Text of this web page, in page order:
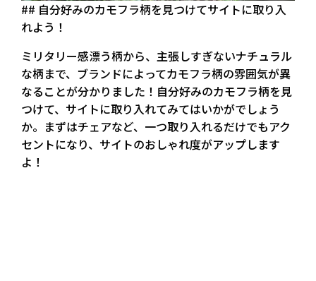
## 自分好みのカモフラ柄を見つけてサイトに取り入
れよう！
ミリタリー感漂う柄から、主張しすぎないナチュラル
な柄まで、ブランドによってカモフラ柄の雰囲気が異
なることが分かりました！自分好みのカモフラ柄を見
つけて、サイトに取り入れてみてはいかがでしょう
か。まずはチェアなど、一つ取り入れるだけでもアク
セントになり、サイトのおしゃれ度がアップします
よ！